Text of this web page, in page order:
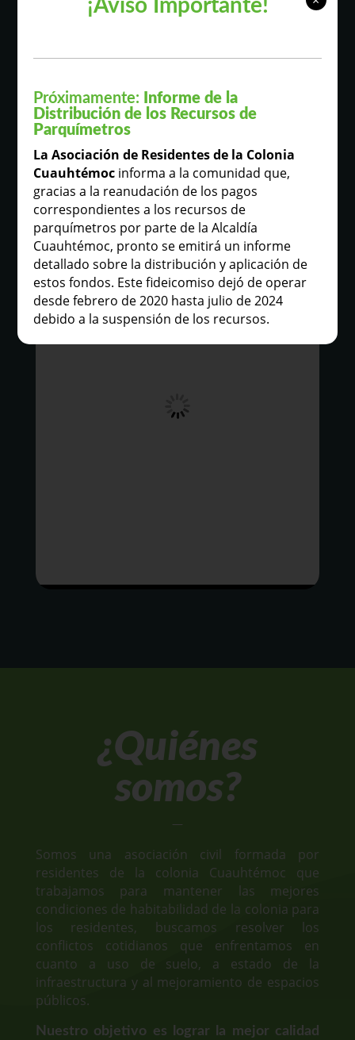
¿Quiénes
somos?
—
Somos una asociación civil formada por
residentes de la colonia Cuauhtémoc que
trabajamos para mantener las mejores
condiciones de habitabilidad de la colonia para
los residentes, buscamos resolver los
conflictos cotidianos que enfrentamos en
cuanto a uso de suelo, a estado de la
infraestructura y al mejoramiento de espacios
públicos.
Nuestro objetivo es lograr la mejor calidad
¡Aviso Importante!
Próximamente: Informe de la
Distribución de los Recursos de
Parquímetros
La Asociación de Residentes de la Colonia
Cuauhtémoc informa a la comunidad que,
gracias a la reanudación de los pagos
correspondientes a los recursos de
parquímetros por parte de la Alcaldía
Cuauhtémoc, pronto se emitirá un informe
detallado sobre la distribución y aplicación de
estos fondos. Este fideicomiso dejó de operar
desde febrero de 2020 hasta julio de 2024
debido a la suspensión de los recursos.